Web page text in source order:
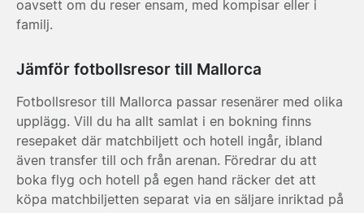
oavsett om du reser ensam, med kompisar eller i
familj.
Jämför fotbollsresor till Mallorca
Fotbollsresor till Mallorca passar resenärer med olika
upplägg. Vill du ha allt samlat i en bokning finns
resepaket där matchbiljett och hotell ingår, ibland
även transfer till och från arenan. Föredrar du att
boka flyg och hotell på egen hand räcker det att
köpa matchbiljetten separat via en säljare inriktad på